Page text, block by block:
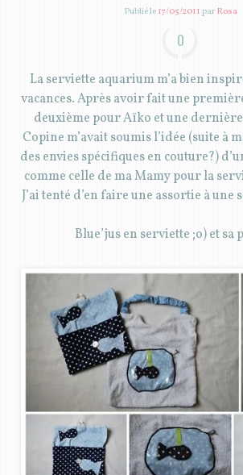
Publié le17/05/2011parRosa
0
La serviette aquarium m’a bien
vacances. Après avoir fait une
deuxième pour Aïko et une
Copine m’avait soumis l’idée (suite à
des envies spécifiques en couture?)
comme celle de ma Mamy pour la
J’ai tenté d’en faire une assortie à une
Blue’jus en serviette ;o) et sa